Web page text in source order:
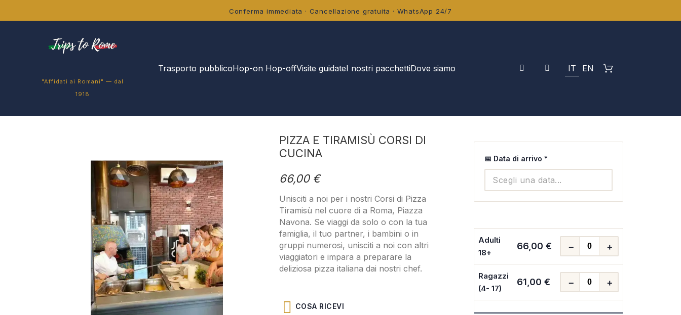
Conferma immediata · Cancellazione gratuita · WhatsApp 24/7
"Affidati ai Romani" — dal
1918
Trasporto pubblicoHop-on Hop-offVisite guidateI nostri pacchettiDove siamo IT EN
PIZZA E TIRAMISÙ CORSI DI
CUCINA
66,00 €
Unisciti a noi per i nostri Corsi di Pizza
Tiramisù nel cuore di a Roma, Piazza
Navona. Se viaggi da solo o con la tua
famiglia, il tuo partner, i bambini o in
gruppi numerosi, unisciti a noi con altri
viaggiatori e impara a preparare la
deliziosa pizza italiana dai nostri chef.
COSA RICEVI
📅 Data di arrivo*
Adulti
18+
66,00 € − +
Ragazzi
(4- 17)
61,00 € − +